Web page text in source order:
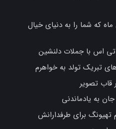
که شما را به دنیای خیال